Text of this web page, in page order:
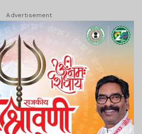
Advertisement